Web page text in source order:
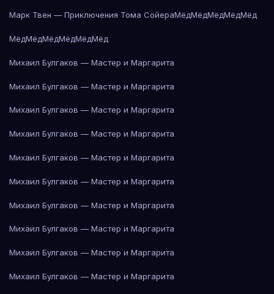
Марк Твен — Приключения Тома СойераМёдМёдМёдМёдМёд
МёдМёдМёдМёдМёдМёд
Михаил Булгаков — Мастер и Маргарита
Михаил Булгаков — Мастер и Маргарита
Михаил Булгаков — Мастер и Маргарита
Михаил Булгаков — Мастер и Маргарита
Михаил Булгаков — Мастер и Маргарита
Михаил Булгаков — Мастер и Маргарита
Михаил Булгаков — Мастер и Маргарита
Михаил Булгаков — Мастер и Маргарита
Михаил Булгаков — Мастер и Маргарита
Михаил Булгаков — Мастер и Маргарита